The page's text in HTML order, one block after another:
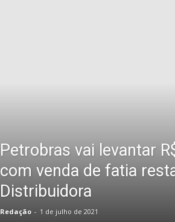
Petrobras vai levantar
com venda de fatia
Distribuidora
Redação - 1 de julho de 2021